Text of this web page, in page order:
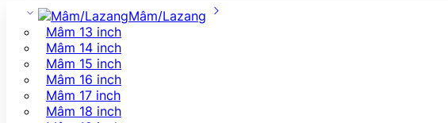
Mâm/Lazang
Mâm 13 inch
Mâm 14 inch
Mâm 15 inch
Mâm 16 inch
Mâm 17 inch
Mâm 18 inch